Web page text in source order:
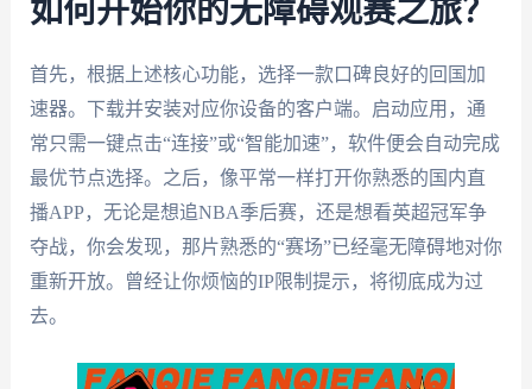
如何开始你的无障碍观赛之旅？
首先，根据上述核心功能，选择一款口碑良好的回国加
速器。下载并安装对应你设备的客户端。启动应用，通
常只需一键点击“连接”或“智能加速”，软件便会自动完成
最优节点选择。之后，像平常一样打开你熟悉的国内直
播APP，无论是想追NBA季后赛，还是想看英超冠军争
夺战，你会发现，那片熟悉的“赛场”已经毫无障碍地对你
重新开放。曾经让你烦恼的IP限制提示，将彻底成为过
去。